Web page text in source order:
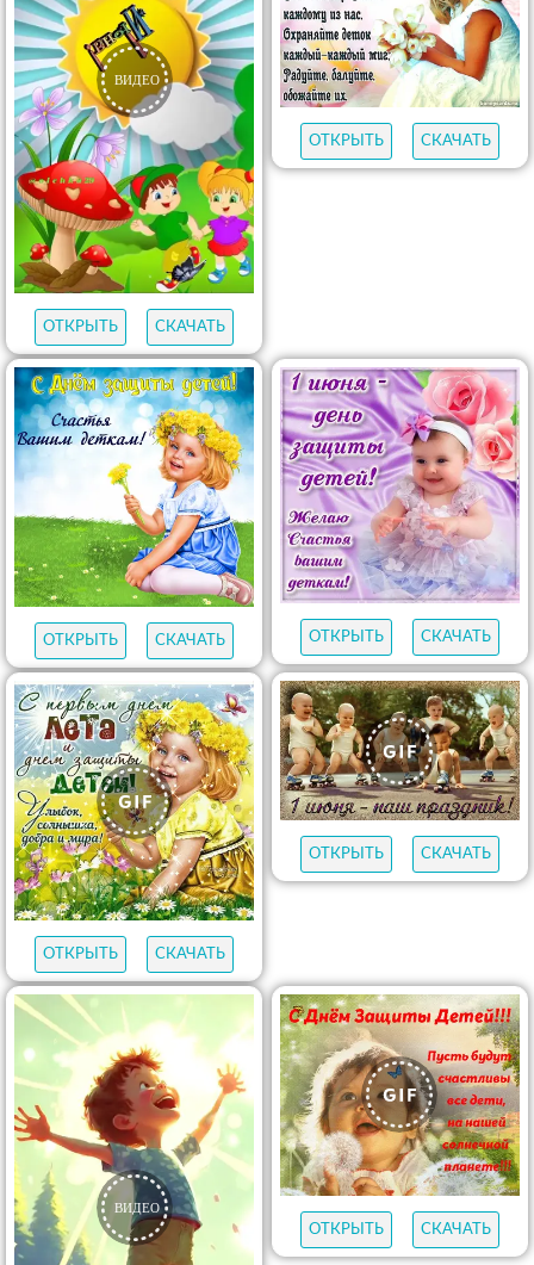
ОТКРЫТЬ СКАЧАТЬ
ОТКРЫТЬ СКАЧАТЬ
ОТКРЫТЬ СКАЧАТЬ ОТКРЫТЬ СКАЧАТЬ
ОТКРЫТЬ СКАЧАТЬ
ОТКРЫТЬ СКАЧАТЬ
ОТКРЫТЬ СКАЧАТЬ